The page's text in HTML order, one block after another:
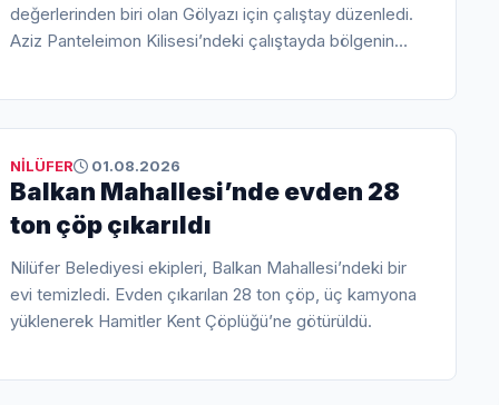
değerlerinden biri olan Gölyazı için çalıştay düzenledi.
Aziz Panteleimon Kilisesi’ndeki çalıştayda bölgenin
standartlarında bir turizm destinasyonuna
NİLÜFER 01.08.2026
Balkan Mahallesi’nde evden 28
ton çöp çıkarıldı
Nilüfer Belediyesi ekipleri, Balkan Mahallesi’ndeki bir
evi temizledi. Evden çıkarılan 28 ton çöp, üç kamyona
yüklenerek Hamitler Kent Çöplüğü’ne götürüldü.